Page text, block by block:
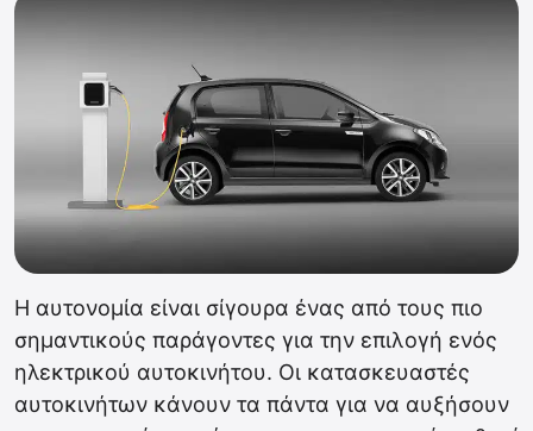
Η αυτονομία είναι σίγουρα ένας από τους πιο
σημαντικούς παράγοντες για την επιλογή ενός
ηλεκτρικού αυτοκινήτου. Οι κατασκευαστές
αυτοκινήτων κάνουν τα πάντα για να αυξήσουν